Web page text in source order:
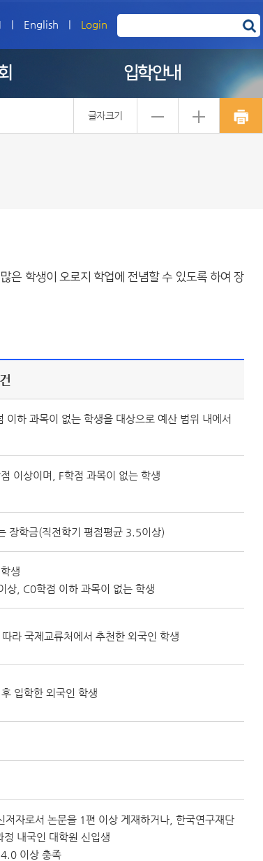
| English | Login
입학안내
글자크기
은 학생이 오로지 학업에 전념할 수 있도록 하여 장
하 과목이 없는 학생을 대상으로 예산 범위 내에서
이상이며, F학점 과목이 없는 학생
장학금(직전학기 평점평균 3.5이상)
생
상, C0학점 이하 과목이 없는 학생
라 국제교류처에서 추천한 외국인 학생
입학한 외국인 학생
자로서 논문을 1편 이상 게재하거나, 한국연구재단
내국인 대학원 신입생
이상 충족